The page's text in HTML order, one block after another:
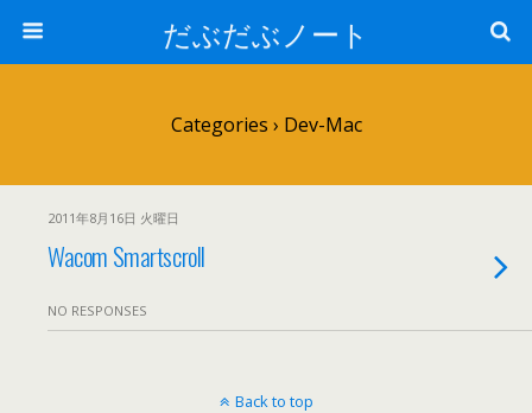
だぶだぶノート
Categories › Dev-Mac
2011年8月16日 火曜日
Wacom Smartscroll
NO RESPONSES
Back to top